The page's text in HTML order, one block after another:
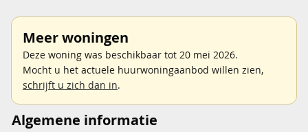
Meer woningen
Deze woning was beschikbaar tot 20 mei 2026.
Mocht u het actuele huurwoningaanbod willen zien,
schrijft u zich dan in.
Algemene informatie